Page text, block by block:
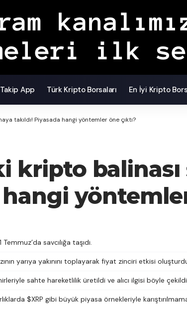
App Türk Kripto Borsaları En İyi Kripto
takıldı! Piyasada hangi yöntemler öne çıktı?
kripto
hangi
savcılığa taşıdı.
yarıya yakınını toplayarak fiyat zinciri etkisi
sahte hareketlilik üretildi ve alıcı ilgisi böyle
$XRP gibi büyük piyasa örnekleriyle